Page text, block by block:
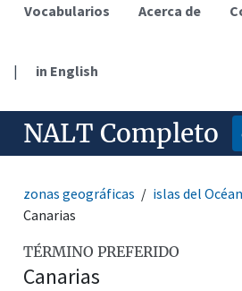
Vocabularios Acerca de
| in English
NALT Completo
zonas geográficas
islas del
Canarias
TÉRMINO PREFERIDO
Canarias